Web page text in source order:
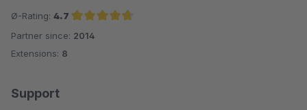
Ø-Rating: 4.7
Average rating of 4.7 out of 5 stars
Partner since: 2014
Extensions: 8
Support